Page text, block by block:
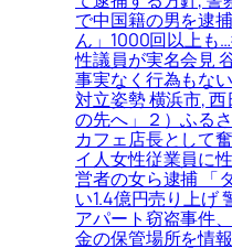
で中国籍の男を逮
ん」1000回以上も
性議員が実名会見
事実なく行為もな
対立姿勢 横浜市,
の先へ」２）ふる
カフェ店長として
イ人女性従業員に
営者の女ら逮捕 「
い1.4億円売り上げ
アパート窃盗事件
金の保管場所を情